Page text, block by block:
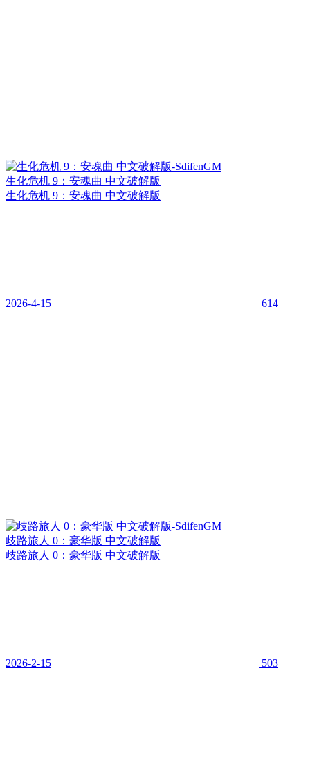
生化危机 9：安魂曲 中文破解版
生化危机 9：安魂曲 中文破解版
2026-4-15 614
歧路旅人 0：豪华版 中文破解版
歧路旅人 0：豪华版 中文破解版
2026-2-15 503